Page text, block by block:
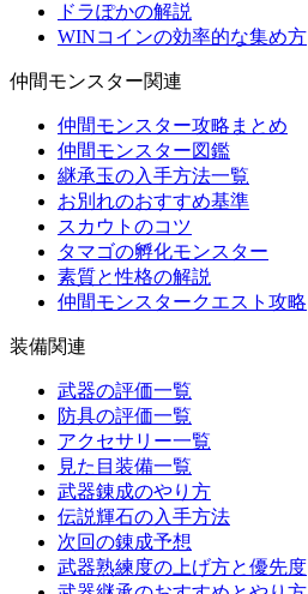
ドラぽかの解説
WINコインの効率的な集め方
仲間モンスター関連
仲間モンスター攻略まとめ
仲間モンスター図鑑
継承玉の入手方法一覧
お別れのおすすめ基準
スカウトのコツ
タマゴの孵化モンスター
素質と性格の解説
仲間モンスタークエスト攻略
装備関連
武器の評価一覧
防具の評価一覧
アクセサリー一覧
見た目装備一覧
武器錬成のやり方
伝説輝石の入手方法
次回の錬成予想
武器熟練度の上げ方と優先度